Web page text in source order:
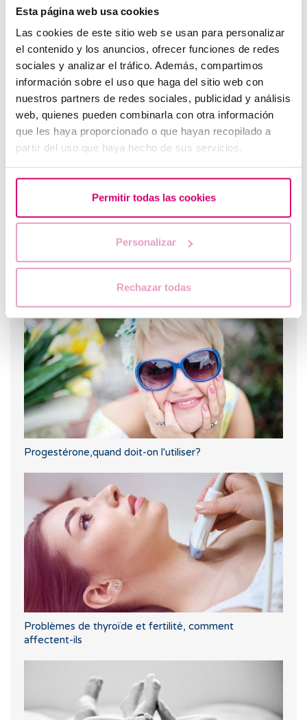
Esta página web usa cookies
Las cookies de este sitio web se usan para personalizar
el contenido y los anuncios, ofrecer funciones de redes
sociales y analizar el tráfico. Además, compartimos
información sobre el uso que haga del sitio web con
nuestros partners de redes sociales, publicidad y análisis
web, quienes pueden combinarla con otra información
que les haya proporcionado o que hayan recopilado a
partir del uso que haya hecho de sus servicios.
Permitir todas las cookies
Personalizar
Rechazar todas
Trompes bouchées: solution?
Combien de temps faut-il pour l’implantation de l’ovule
Progestérone,quand doit-on l'utiliser?
Problèmes de thyroïde et fertilité, comment
affectent-ils